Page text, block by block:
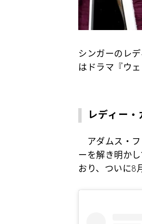
シンガーのレ
はドラマ『ウ
レディー
アダムス・フ
ーを解き明か
おり、ついに8